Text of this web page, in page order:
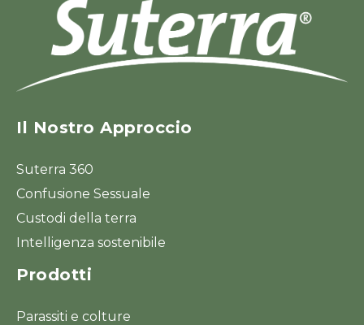
Il Nostro Approccio
Suterra 360
Confusione Sessuale
Custodi della terra
Intelligenza sostenibile
Prodotti
Parassiti e colture